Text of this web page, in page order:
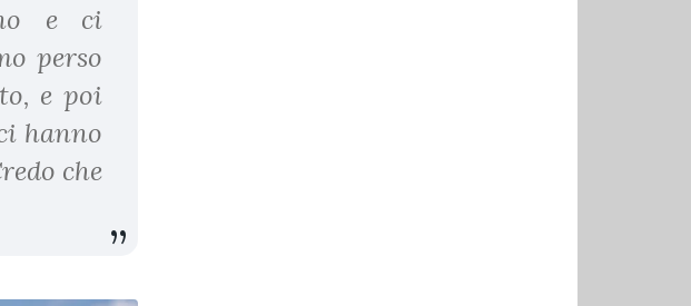
e ci
perso
e poi
hanno
che